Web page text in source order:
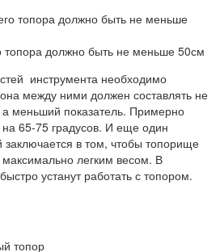
топора должно быть не меньше 50см
инструмента необходимо
между ними должен составлять не
меньший показатель. Примерно
65-75 градусов. И еще один
в том, чтобы топорище
легким весом. В
устанут работать с топором.